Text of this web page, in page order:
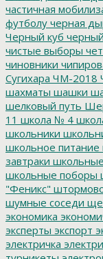
частичная
футболу черная
Черный куб
чистые выборы
чиновники
Сугихара ЧМ-2018
шахматы шашки
шелковый путь
11 школа № 4
школьники
школьное питание
завтраки
школьные поборы
"Феникс"
шумные соседи
экономика
эксперты экспорт
электричка